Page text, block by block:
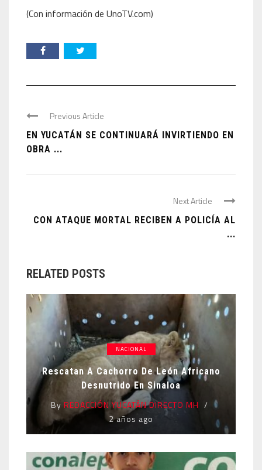
(Con información de UnoTV.com)
Previous Article
EN YUCATÁN SE CONTINUARÁ INVIRTIENDO EN
OBRA ...
Next Article
CON ATAQUE MORTAL RECIBEN A POLICÍA AL
...
RELATED POSTS
NACIONAL
Rescatan A Cachorro De León Africano
Desnutrido En Sinaloa
ByREDACCIÓN YUCATÁN DIRECTO MH
2 años ago